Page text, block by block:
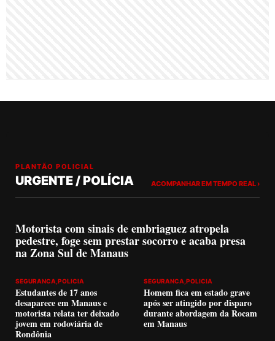
PLANTÃO POLICIAL
URGENTE / POLÍCIA ACOMPANHAR EM TEMPO REAL ›
Motorista com sinais de embriaguez atropela
pedestre, foge sem prestar socorro e acaba presa
na Zona Sul de Manaus
SEGURANCA,POLICIA
Estudantes de 17 anos
desaparece em Manaus e
motorista relata ter deixado
jovem em rodoviária de
Rondônia
SEGURANCA,POLICIA
Homem fica em estado grave
após ser atingido por disparo
durante abordagem da Rocam
em Manaus